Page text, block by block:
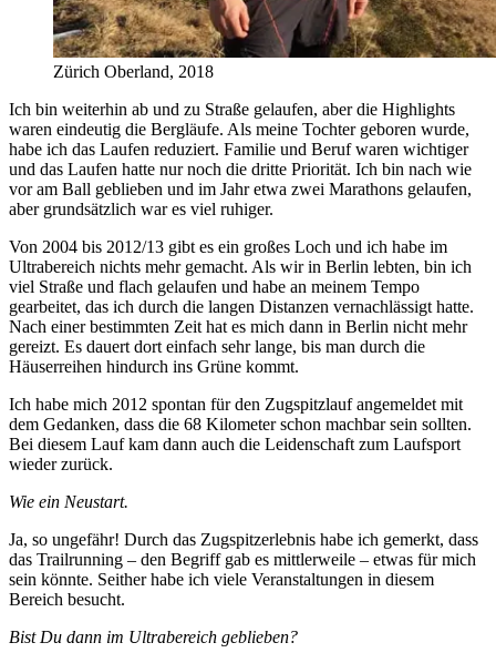
Zürich Oberland, 2018
Ich bin weiterhin ab und zu Straße gelaufen, aber die Highlights
waren eindeutig die Bergläufe. Als meine Tochter geboren wurde,
habe ich das Laufen reduziert. Familie und Beruf waren wichtiger
und das Laufen hatte nur noch die dritte Priorität. Ich bin nach wie
vor am Ball geblieben und im Jahr etwa zwei Marathons gelaufen,
aber grundsätzlich war es viel ruhiger.
Von 2004 bis 2012/13 gibt es ein großes Loch und ich habe im
Ultrabereich nichts mehr gemacht. Als wir in Berlin lebten, bin ich
viel Straße und flach gelaufen und habe an meinem Tempo
gearbeitet, das ich durch die langen Distanzen vernachlässigt hatte.
Nach einer bestimmten Zeit hat es mich dann in Berlin nicht mehr
gereizt. Es dauert dort einfach sehr lange, bis man durch die
Häuserreihen hindurch ins Grüne kommt.
Ich habe mich 2012 spontan für den Zugspitzlauf angemeldet mit
dem Gedanken, dass die 68 Kilometer schon machbar sein sollten.
Bei diesem Lauf kam dann auch die Leidenschaft zum Laufsport
wieder zurück.
Wie ein Neustart.
Ja, so ungefähr! Durch das Zugspitzerlebnis habe ich gemerkt, dass
das Trailrunning – den Begriff gab es mittlerweile – etwas für mich
sein könnte. Seither habe ich viele Veranstaltungen in diesem
Bereich besucht.
Bist Du dann im Ultrabereich geblieben?